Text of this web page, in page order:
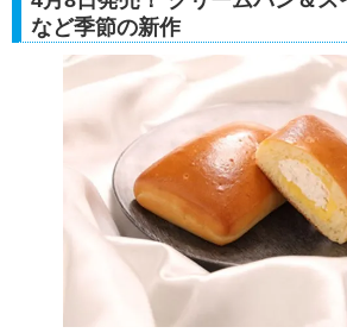
など季節の新作